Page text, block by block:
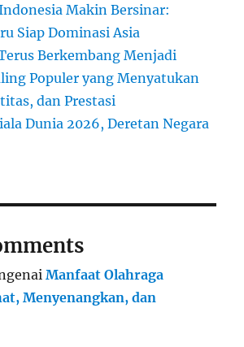
Makin Bersinar:
Siap Dominasi Asia
Berkembang Menjadi
Populer yang Menyatukan
dan Prestasi
Dunia 2026, Deretan Negara
Manfaat Olahraga
Menyenangkan, dan